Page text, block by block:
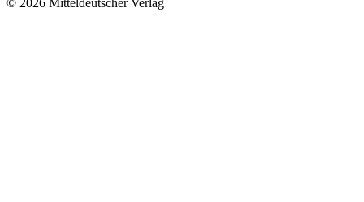
© 2026 Mitteldeutscher Verlag